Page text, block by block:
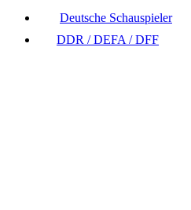
Deutsche Schauspieler
DDR / DEFA / DFF